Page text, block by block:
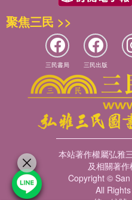
聚焦三民 >>
三民書局 三民出版
本站著作權屬弘雅
及相關著
Copyright ©
All